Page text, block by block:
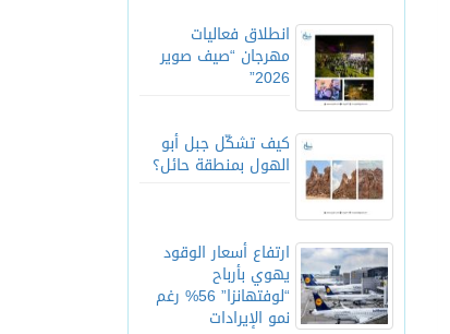
انطلاق فعاليات
مهرجان “صيف صوير
2026”
كيف تشكّل جبل أبو
الهول بمنطقة حائل؟
ارتفاع أسعار الوقود
يهوي بأرباح
“لوفتهانزا” 56% رغم
نمو الإيرادات